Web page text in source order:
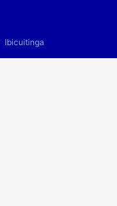
Ibicuitinga